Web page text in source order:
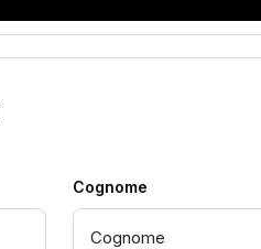
Cognome